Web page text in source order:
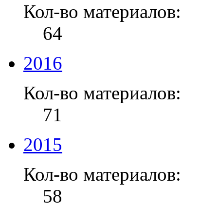
Кол-во материалов:
64
2016
Кол-во материалов:
71
2015
Кол-во материалов:
58